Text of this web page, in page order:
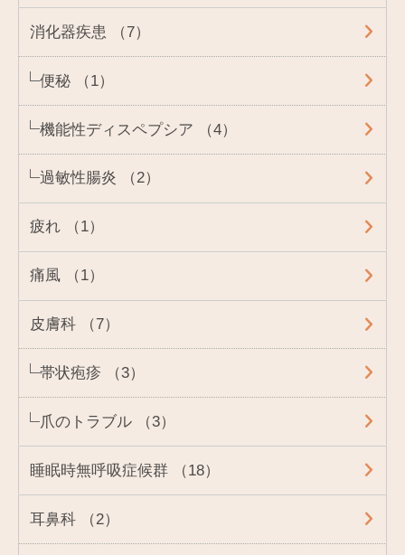
消化器疾患 （7）
便秘 （1）
機能性ディスペプシア （4）
過敏性腸炎 （2）
疲れ （1）
痛風 （1）
皮膚科 （7）
帯状疱疹 （3）
爪のトラブル （3）
睡眠時無呼吸症候群 （18）
耳鼻科 （2）